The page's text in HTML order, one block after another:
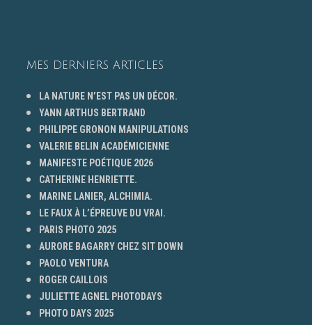
MES DERNIERS ARTICLES
LA NATURE N’EST PAS UN DÉCOR.
YANN ARTHUS BERTRAND
PHILIPPE GRONON MANIPULATIONS
VALERIE BELIN ACADÉMICIENNE
MANIFESTE POÉTIQUE 2026
CATHERINE HENRIETTE.
MARINE LANIER, ALCHIMIA.
LE FAUX À L’ÉPREUVE DU VRAI.
PARIS PHOTO 2025
AURORE BAGARRY CHEZ SIT DOWN
PAOLO VENTURA
ROGER CAILLOIS
JULIETTE AGNEL PHOTODAYS
PHOTO DAYS 2025